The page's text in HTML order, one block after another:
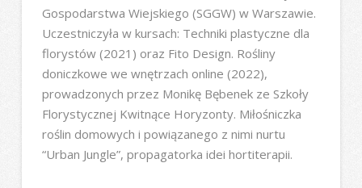
Gospodarstwa Wiejskiego (SGGW) w Warszawie.
Uczestniczyła w kursach: Techniki plastyczne dla
florystów (2021) oraz Fito Design. Rośliny
doniczkowe we wnętrzach online (2022),
prowadzonych przez Monikę Bębenek ze Szkoły
Florystycznej Kwitnące Horyzonty. Miłośniczka
roślin domowych i powiązanego z nimi nurtu
“Urban Jungle”, propagatorka idei hortiterapii.